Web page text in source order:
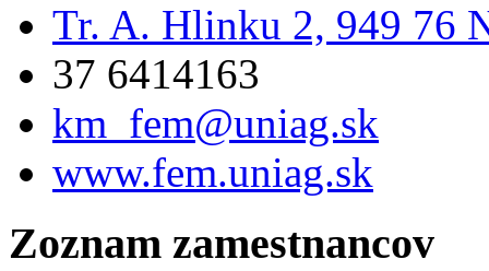
Tr. A. Hlinku 2, 949 76
37 6414163
km_fem@uniag.sk
www.fem.uniag.sk
Zoznam zamestnancov